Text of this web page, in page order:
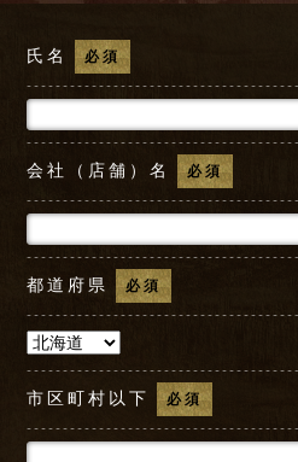
氏名 必須
会社（店舗）名 必須
都道府県 必須
市区町村以下 必須